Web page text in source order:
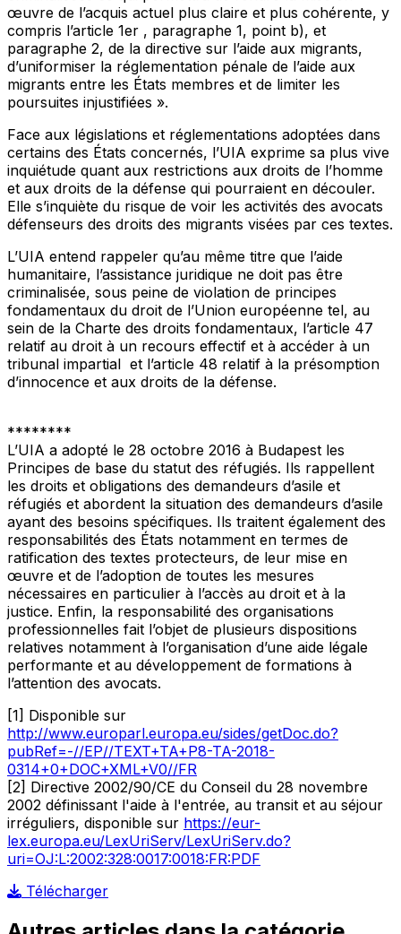
œuvre de l’acquis actuel plus claire et plus cohérente, y
compris l’article 1er , paragraphe 1, point b), et
paragraphe 2, de la directive sur l’aide aux migrants,
d’uniformiser la réglementation pénale de l’aide aux
migrants entre les États membres et de limiter les
poursuites injustifiées ».
Face aux législations et réglementations adoptées dans
certains des États concernés, l’UIA exprime sa plus vive
inquiétude quant aux restrictions aux droits de l’homme
et aux droits de la défense qui pourraient en découler.
Elle s’inquiète du risque de voir les activités des avocats
défenseurs des droits des migrants visées par ces textes.
L’UIA entend rappeler qu’au même titre que l’aide
humanitaire, l’assistance juridique ne doit pas être
criminalisée, sous peine de violation de principes
fondamentaux du droit de l’Union européenne tel, au
sein de la Charte des droits fondamentaux, l’article 47
relatif au droit à un recours effectif et à accéder à un
tribunal impartial et l’article 48 relatif à la présomption
d’innocence et aux droits de la défense.
********
L’UIA a adopté le 28 octobre 2016 à Budapest les
Principes de base du statut des réfugiés. Ils rappellent
les droits et obligations des demandeurs d’asile et
réfugiés et abordent la situation des demandeurs d’asile
ayant des besoins spécifiques. Ils traitent également des
responsabilités des États notamment en termes de
ratification des textes protecteurs, de leur mise en
œuvre et de l’adoption de toutes les mesures
nécessaires en particulier à l’accès au droit et à la
justice. Enfin, la responsabilité des organisations
professionnelles fait l’objet de plusieurs dispositions
relatives notamment à l’organisation d’une aide légale
performante et au développement de formations à
l’attention des avocats.
[1] Disponible sur
http://www.europarl.europa.eu/sides/getDoc.do?
pubRef=-//EP//TEXT+TA+P8-TA-2018-
0314+0+DOC+XML+V0//FR
[2] Directive 2002/90/CE du Conseil du 28 novembre
2002 définissant l'aide à l'entrée, au transit et au séjour
irréguliers, disponible sur https://eur-
lex.europa.eu/LexUriServ/LexUriServ.do?
uri=OJ:L:2002:328:0017:0018:FR:PDF
Télécharger